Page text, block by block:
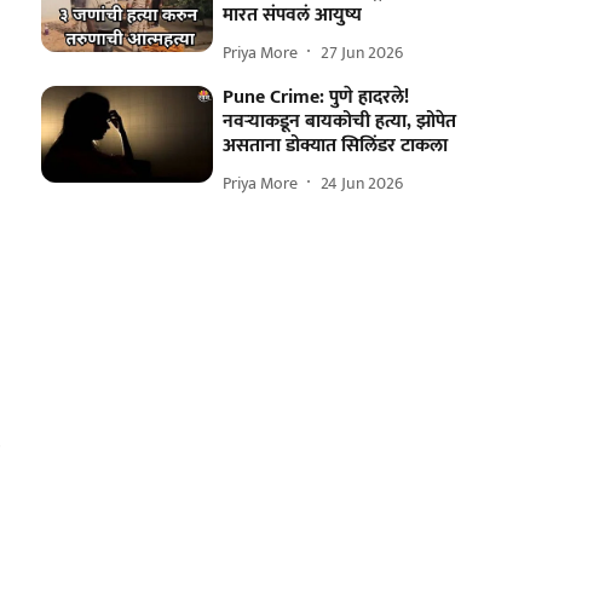
मारत संपवलं आयुष्य
Priya More 27 Jun 2026
Pune Crime: पुणे हादरले!
नवऱ्याकडून बायकोची हत्या, झोपेत
असताना डोक्यात सिलिंडर टाकला
Priya More 24 Jun 2026